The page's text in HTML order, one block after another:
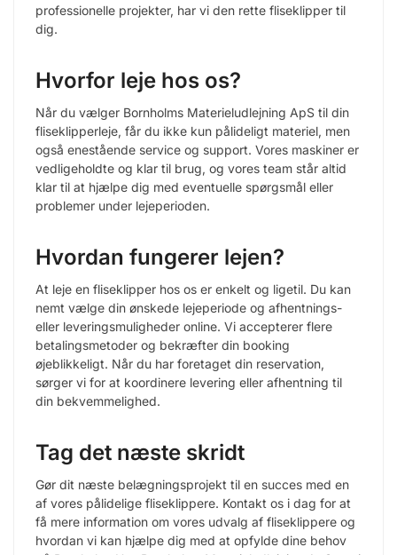
professionelle projekter, har vi den rette fliseklipper til
dig.
Hvorfor leje hos os?
Når du vælger Bornholms Materieludlejning ApS til din
fliseklipperleje, får du ikke kun pålideligt materiel, men
også enestående service og support. Vores maskiner er
vedligeholdte og klar til brug, og vores team står altid
klar til at hjælpe dig med eventuelle spørgsmål eller
problemer under lejeperioden.
Hvordan fungerer lejen?
At leje en fliseklipper hos os er enkelt og ligetil. Du kan
nemt vælge din ønskede lejeperiode og afhentnings-
eller leveringsmuligheder online. Vi accepterer flere
betalingsmetoder og bekræfter din booking
øjeblikkeligt. Når du har foretaget din reservation,
sørger vi for at koordinere levering eller afhentning til
din bekvemmelighed.
Tag det næste skridt
Gør dit næste belægningsprojekt til en succes med en
af vores pålidelige fliseklippere. Kontakt os i dag for at
få mere information om vores udvalg af fliseklippere og
hvordan vi kan hjælpe dig med at opfylde dine behov